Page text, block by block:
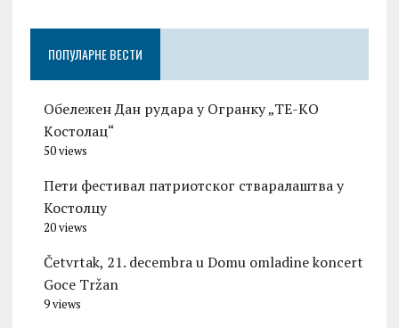
ПОПУЛАРНЕ ВЕСТИ
Обележен Дан рудара у Огранку „ТЕ-KО
Kостолац“
50 views
Пети фестивал патриотског стваралаштва у
Костолцу
20 views
Četvrtak, 21. decembra u Domu omladine koncert
Goce Tržan
9 views